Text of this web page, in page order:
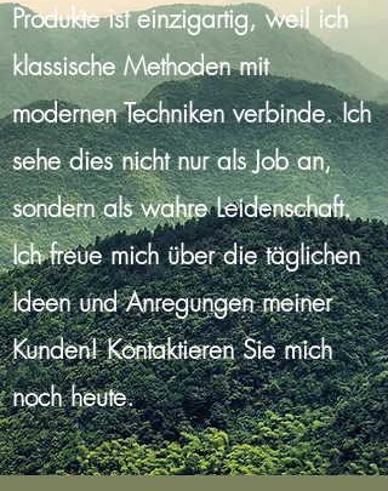
Produkte ist einzigartig, weil ich
klassische Methoden mit
modernen Techniken verbinde. Ich
sehe dies nicht nur als Job an,
sondern als wahre Leidenschaft.
Ich freue mich über die täglichen
Ideen und Anregungen meiner
Kunden! Kontaktieren Sie mich
noch heute.